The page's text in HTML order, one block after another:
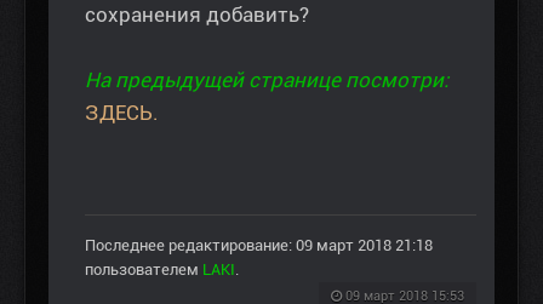
сохранения добавить?
На предыдущей странице посмотри:
ЗДЕСЬ.
Последнее редактирование: 09 март 2018 21:18
пользователем LAKI
09 март 2018 15:53